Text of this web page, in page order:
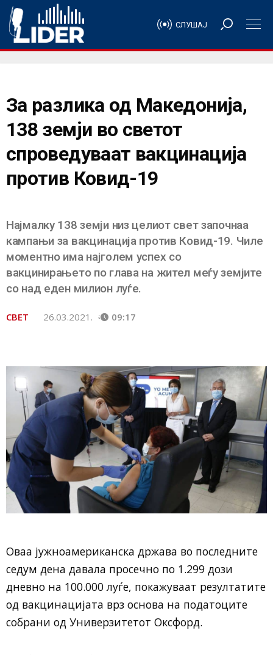
СЛУШАЈ
За разлика од Македонија,
138 земји во светот
спроведуваат вакцинација
против Ковид-19
Најмалку 138 земји низ целиот свет започнаа
кампањи за вакцинација против Ковид-19. Чиле
моментно има најголем успех со
вакцинирањето по глава на жител меѓу земјите
со над еден милион луѓе.
СВЕТ 26.03.2021. 09:17
Оваа јужноамериканска држава во последните
седум дена давала просечно по 1.299 дози
дневно на 100.000 луѓе, покажуваат резултатите
од вакцинацијата врз основа на податоците
собрани од Универзитетот Оксфорд.